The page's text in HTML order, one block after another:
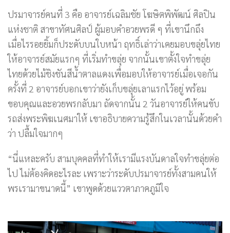
ปรมาจารย์คนที่ 3 คือ อาจารย์เฉลิมชัย โฆษิตพิพัฒน์ ศิลปิน
แห่งชาติ สาขาทัศนศิลป์ ผู้มอบคำอวยพรดี ๆ ที่เขานึกถึง
เมื่อไรรอยยิ้มก็ประดับบนใบหน้า ฤทธิ์เล่าว่าเคยมอบขลุ่ยไทย
ให้อาจารย์สมัยแรกๆ ที่เริ่มทำขลุ่ย จากนั้นเขาตั้งใจทำขลุ่ย
ไทยด้วยไม้ชิงชันสีน้ำตาลแดงเพื่อมอบให้อาจารย์เมื่อเจอกัน
ครั้งที่ 2 อาจารย์บอกเขาว่ายังเก็บขลุ่ยเลาแรกไว้อยู่ พร้อม
ขอบคุณและอวยพรกลับมา ถัดจากนั้น 2 วันอาจารย์ให้คนขับ
รถส่งพระพิฆเนศมาให้ เขาอธิบายความรู้สึกในเวลานั้นด้วยคำ
ว่า ปลื้มใจมากๆ
“นี่แหละครับ สามบุคคลที่ทำให้เรามีแรงบันดาลใจทำขลุ่ยต่อ
ไป ไม่ต้องคิดอะไรละ เพราะว่าระดับปรมาจารย์ทั้งสามคนให้
พรเรามาขนาดนี้” เขาพูดด้วยแววตาภาคภูมิใจ